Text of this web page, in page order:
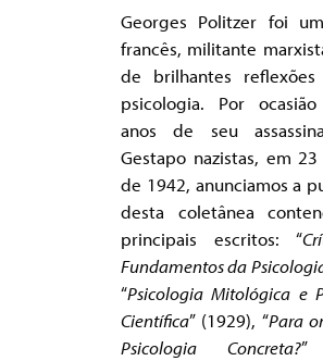
Georges Politzer foi
francês, militante
de brilhantes
psicologia. Por
anos de seu
Gestapo nazistas, em
de 1942, anunciamos a
desta coletânea
principais escritos: “
Fundamentos da
“Psicologia Mitológica e
Científica” (1929), “Para
Psicologia Concreta?”